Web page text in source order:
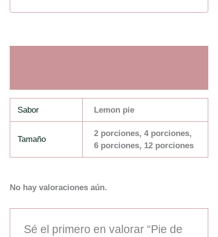
Sabor Lemon pie
Tamaño
2 porciones, 4 porciones,
6 porciones, 12 porciones
No hay valoraciones aún.
Sé el primero en valorar “Pie de